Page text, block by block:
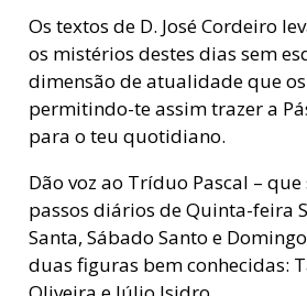
Os textos de D. José Cordeiro
os mistérios destes dias sem
dimensão de atualidade que
permitindo-te assim trazer a
para o teu quotidiano.
Dão voz ao Tríduo Pascal –
passos diários de Quinta-feira
Santa, Sábado Santo e
duas figuras bem conhecidas: